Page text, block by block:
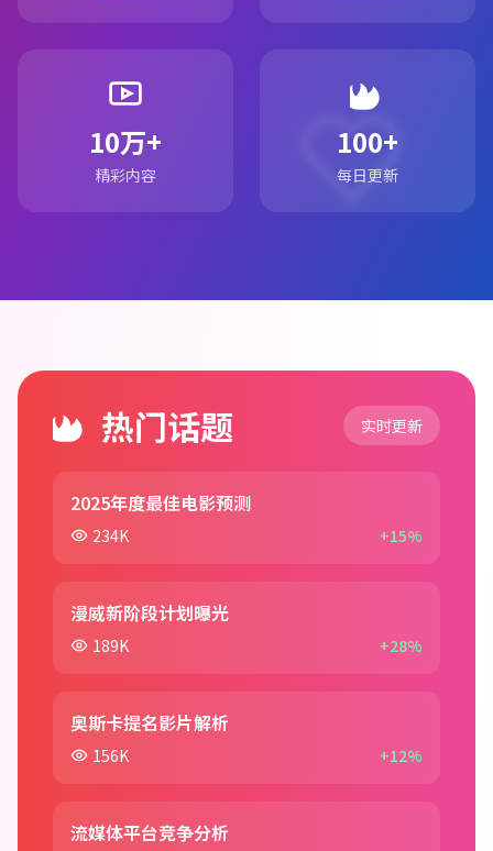
10万+
精彩内容
100+
每日更新
热门话题 实时更新
2025年度最佳电影预测
234K +15%
漫威新阶段计划曝光
189K +28%
奥斯卡提名影片解析
156K +12%
流媒体平台竞争分析